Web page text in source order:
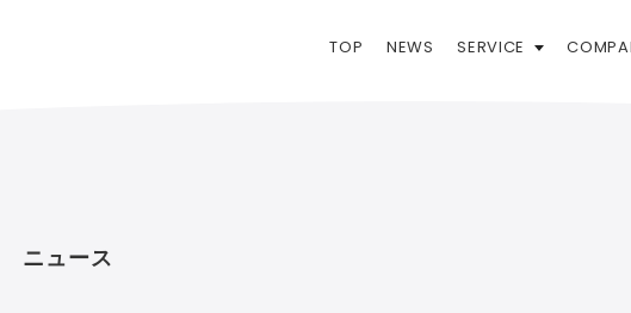
TOP NEWS SERVICE
ニュース